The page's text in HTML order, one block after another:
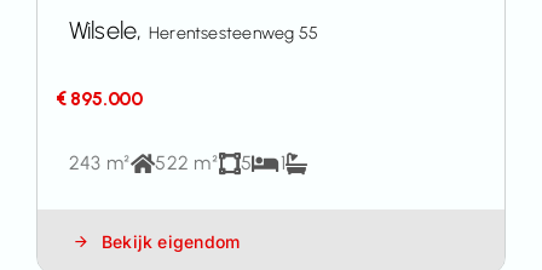
Wilsele, Herentsesteenweg 55
€ 895.000
243 m² 522 m² 5 1
Bekijk eigendom